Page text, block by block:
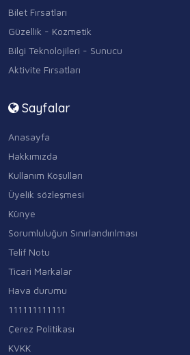
Bilet Fırsatları
Güzellik - Kozmetik
Bilgi Teknolojileri - Sunucu
Aktivite Fırsatları
Sayfalar
Anasayfa
Hakkımızda
Kullanım Koşulları
Üyelik sözleşmesi
Künye
Sorumluluğun Sınırlandırılması
Telif Notu
Ticari Markalar
Hava durumu
111111111111
Çerez Politikası
KVKK